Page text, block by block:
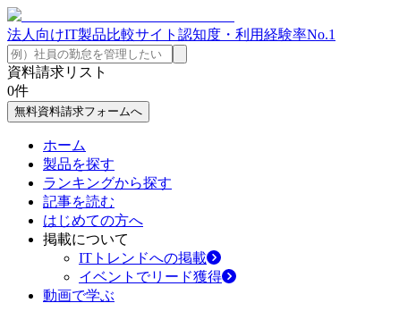
法人向けIT製品比較サイト 認知度・利用経験率No.1
資料請求リスト
0件
無料資料請求フォームへ
ホーム
製品を探す
ランキングから探す
記事を読む
はじめての方へ
掲載について
ITトレンドへの掲載
イベントでリード獲得
動画で学ぶ